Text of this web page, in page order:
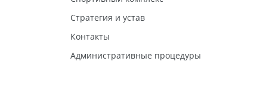
Стратегия и устав
Контакты
Административные процедуры